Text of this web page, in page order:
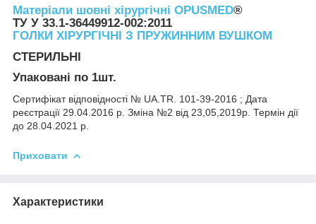
Матеріали шовні хірургічні OPUSMED®
ТУ У 33.1-36449912-002:2011
ГОЛКИ ХІРУРГІЧНІ З ПРУЖИННИМ ВУШКОМ
СТЕРИЛЬНІ
Упаковані по 1шт.
Сертифікат відповідності № UA.TR. 101-39-2016 ; Дата
реєстрації 29.04.2016 р. Зміна №2 від 23,05,2019р. Термін дії
до 28.04.2021 р.
Приховати
Характеристики